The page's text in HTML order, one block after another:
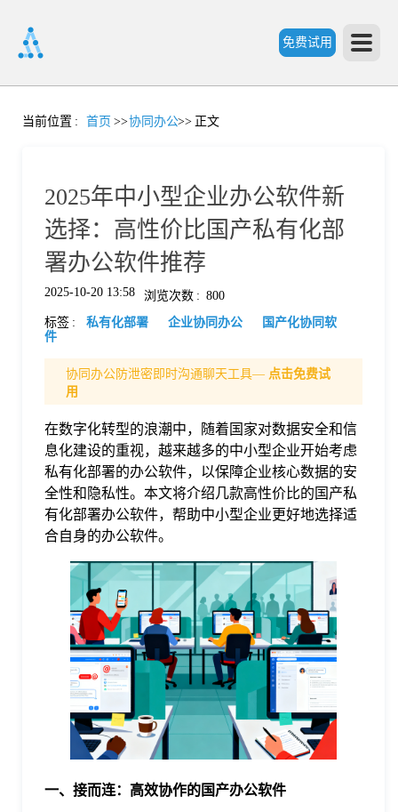
免费试用
首
价
格
常
当前位置 : 首页 >>协同办公>> 正文
2025年中小型企业办公软件新
选择：高性价比国产私有化部
署办公软件推荐
2025-10-20 13:58 浏览次数 : 800
标签 : 私有化部署 企业协同办公
国产化协同软
件
协同办公防泄密即时沟通聊天工具— 点击免费试
用
在数字化转型的浪潮中，随着国家对数据安全和信
息化建设的重视，越来越多的中小型企业开始考虑
私有化部署的办公软件，以保障企业核心数据的安
全性和隐私性。本文将介绍几款高性价比的国产私
有化部署办公软件，帮助中小型企业更好地选择适
合自身的办公软件。
一、接而连：高效协作的国产办公软件